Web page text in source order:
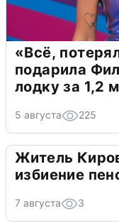
«Всё,
подарила
лодку за 1,2
5 августа 225
Житель
избиение
7 августа 3